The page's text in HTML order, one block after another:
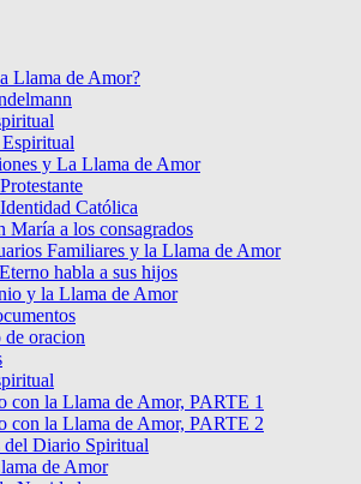
Llama de Amor?
y La Llama de Amor
Católica
María a los consagrados
Familiares y la Llama de Amor
habla a sus hijos
y la Llama de Amor
de oracion
con la Llama de Amor, PARTE 1
con la Llama de Amor, PARTE 2
del Diario Spiritual
de Amor